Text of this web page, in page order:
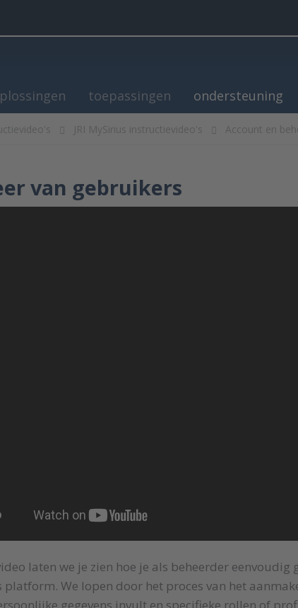
toepassingen ondersteuning
JRI MySirius instructievideo's Account en
van gebruikers
laten we je zien hoe je als beheerder
platform. We lopen door het proces van het